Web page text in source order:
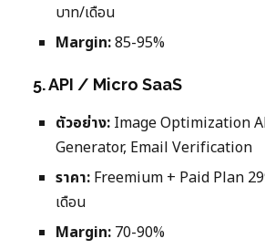
บาท/เดือน
Margin:85-95%
5. API / Micro SaaS
ตัวอย่าง: Image Optimization
Generator, Email Verification
ราคา: Freemium + Paid Plan
เดือน
Margin: 70-90%